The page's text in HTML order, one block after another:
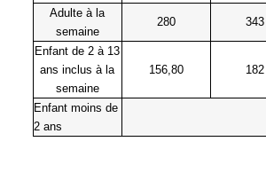
Adulte à la
semaine
280 343
Enfant de 2 à 13
ans inclus à la
semaine
156,80 182
Enfant moins de
2 ans